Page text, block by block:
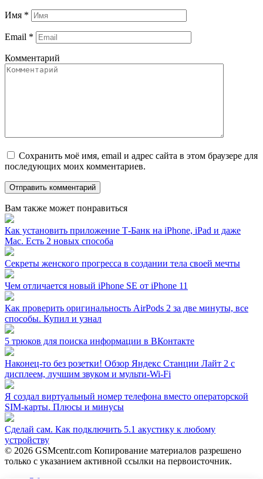
Имя *
Email *
Комментарий
Сохранить моё имя, email и адрес сайта в этом браузере для
последующих моих комментариев.
Вам также может понравиться
Как установить приложение Т‑Банк на iPhone, iPad и даже
Mac. Есть 2 новых способа
Секреты женского прогресса в создании тела своей мечты
Чем отличается новый iPhone SE от iPhone 11
Как проверить оригинальность AirPods 2 за две минуты, все
способы. Купил и узнал
5 трюков для поиска информации в ВКонтакте
Наконец-то без розетки! Обзор Яндекс Станции Лайт 2 с
дисплеем, лучшим звуком и мульти-Wi-Fi
Я создал виртуальный номер телефона вместо операторской
SIM-карты. Плюсы и минусы
Сделай сам. Как подключить 5.1 акустику к любому
устройству
© 2026 GSMcentr.com Копирование материалов разрешено
только с указанием активной ссылки на первоисточник.